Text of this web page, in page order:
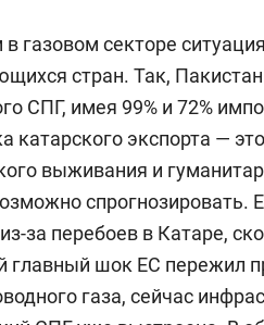
в газовом секторе
стран. Так,
СПГ, имея 99% и 72%
катарского экспорта —
выживания и
спрогнозировать.
за перебоев в Катаре,
главный шок ЕС пережил
газа, сейчас